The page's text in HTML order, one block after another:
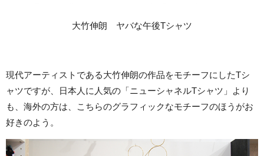
大竹伸朗 ヤバな午後Tシャツ
現代アーティストである大竹伸朗の作品をモチーフにしたTシ
ャツですが、日本人に人気の「ニューシャネルTシャツ」より
も、海外の方は、こちらのグラフィックなモチーフのほうがお
好きのよう。